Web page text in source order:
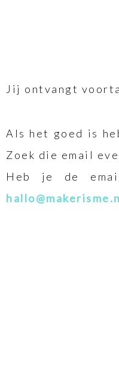
Jij ontvangt
Als het goed is
Zoek die email
Heb je de